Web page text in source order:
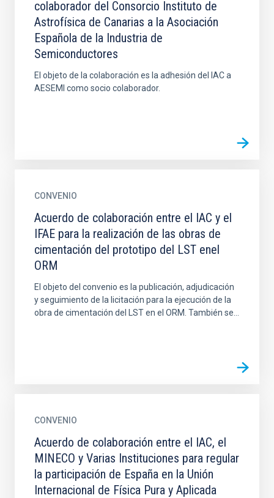
colaborador del Consorcio Instituto de
Astrofísica de Canarias a la Asociación
Española de la Industria de
Semiconductores
El objeto de la colaboración es la adhesión del IAC a
AESEMI como socio colaborador.
CONVENIO
Acuerdo de colaboración entre el IAC y el
IFAE para la realización de las obras de
cimentación del prototipo del LST enel
ORM
El objeto del convenio es la publicación, adjudicación
y seguimiento de la licitación para la ejecución de la
obra de cimentación del LST en el ORM. También se...
CONVENIO
Acuerdo de colaboración entre el IAC, el
MINECO y Varias Instituciones para regular
la participación de España en la Unión
Internacional de Física Pura y Aplicada